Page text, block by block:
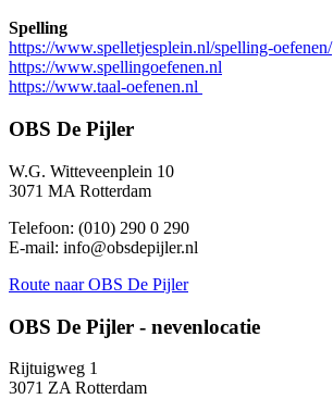
Spelling
https://www.spelletjesplein.nl/spelling-oefenen/
https://www.spellingoefenen.nl
https://www.taal-oefenen.nl
OBS De Pijler
W.G. Witteveenplein 10
3071 MA Rotterdam
Telefoon: (010) 290 0 290
E-mail: info@obsdepijler.nl
Route naar OBS De Pijler
OBS De Pijler - nevenlocatie
Rijtuigweg 1
3071 ZA Rotterdam